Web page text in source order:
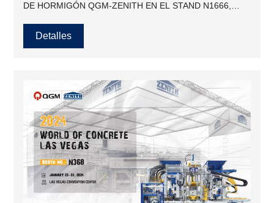
DE HORMIGÓN QGM-ZENITH EN EL STAND N1666,
2024
Detalles